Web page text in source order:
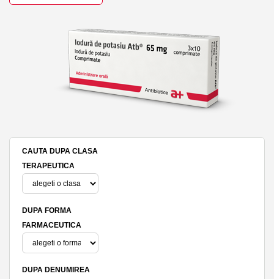
CAUTA DUPA CLASA
TERAPEUTICA
DUPA FORMA
FARMACEUTICA
DUPA DENUMIREA